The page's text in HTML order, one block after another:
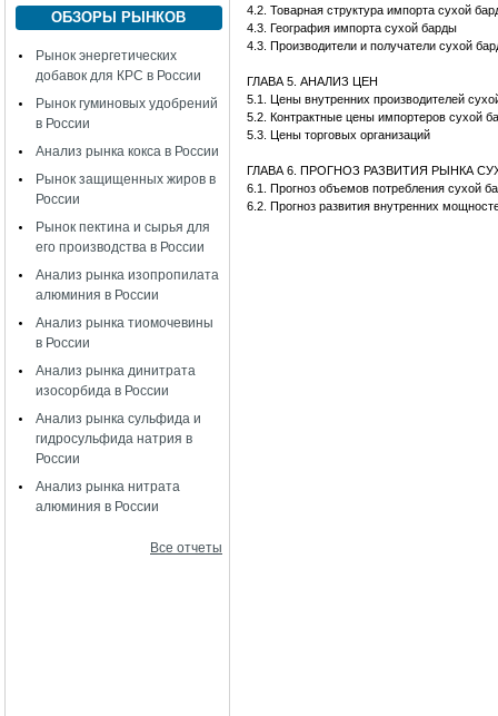
ОБЗОРЫ РЫНКОВ
Рынок энергетических
добавок для КРС в России
Рынок гуминовых удобрений
в России
Анализ рынка кокса в России
Рынок защищенных жиров в
России
Рынок пектина и сырья для
его производства в России
Анализ рынка изопропилата
алюминия в России
Анализ рынка тиомочевины
в России
Анализ рынка динитрата
изосорбида в России
Анализ рынка сульфида и
гидросульфида натрия в
России
Анализ рынка нитрата
алюминия в России
Все отчеты
4.2. Товарная структура импорта сухой
4.3. География импорта сухой барды
4.3. Производители и получатели сухой
ГЛАВА 5. АНАЛИЗ ЦЕН
5.1. Цены внутренних производителей
5.2. Контрактные цены импортеров сухой
5.3. Цены торговых организаций
ГЛАВА 6. ПРОГНОЗ РАЗВИТИЯ РЫНКА
6.1. Прогноз объемов потребления сухой
6.2. Прогноз развития внутренних